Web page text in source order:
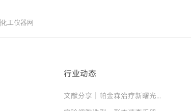
化工仪器网
行业动态
文献分享│帕金森治疗新曙光！“免疫隐形 + 安全开关” 细胞移植物，破解细胞治疗两大难题